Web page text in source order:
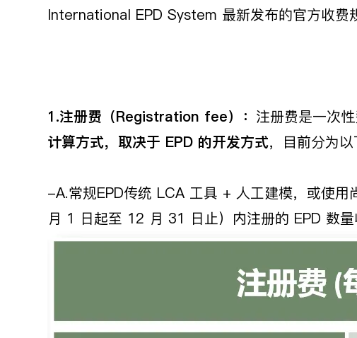
International EPD System 最新发布的官方收费
1.注册费（Registration fee）： 注册费是一次
计算方式，取决于 EPD 的开发方式，目前分为以
-A.常规EPD传统 LCA 工具 + 人工建模，或使
月 1 日起至 12 月 31 日止）内注册的 EPD 数量